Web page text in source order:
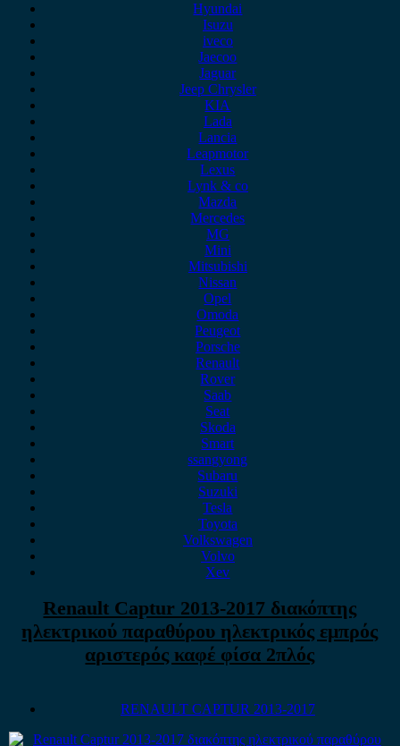
Hyundai
Isuzu
iveco
Jaecoo
Jaguar
Jeep Chrysler
KIA
Lada
Lancia
Leapmotor
Lexus
Lynk & co
Mazda
Mercedes
MG
Mini
Mitsubishi
Nissan
Opel
Omoda
Peugeot
Porsche
Renault
Rover
Saab
Seat
Skoda
Smart
ssangyong
Subaru
Suzuki
Tesla
Toyota
Volkswagen
Volvo
Xev
Renault Captur 2013-2017 διακόπτης
ηλεκτρικού παραθύρου ηλεκτρικός εμπρός
αριστερός καφέ φίσα 2πλός
RENAULT CAPTUR 2013-2017